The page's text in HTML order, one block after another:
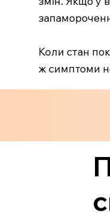
Коли стан
ж симптоми